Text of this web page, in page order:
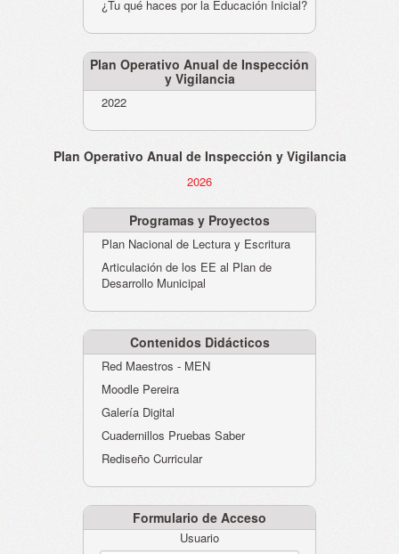
¿Tu qué haces por la Educación Inicial?
Plan Operativo Anual de Inspección
y Vigilancia
2022
Plan Operativo Anual de Inspección y Vigilancia
2026
Programas y Proyectos
Plan Nacional de Lectura y Escritura
Articulación de los EE al Plan de
Desarrollo Municipal
Contenidos Didácticos
Red Maestros - MEN
Moodle Pereira
Galería Digital
Cuadernillos Pruebas Saber
Rediseño Curricular
Formulario de Acceso
Usuario